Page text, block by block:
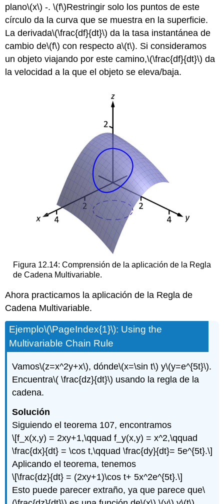
plano\(x\) -.\(f\)Restringir solo los puntos de este
círculo da la curva que se muestra en la superficie.
La derivada\(\frac{df}{dt}\) da la tasa instantánea de
cambio de\(f\) con respecto a\(t\). Si consideramos
un objeto viajando por este camino,\(\frac{df}{dt}\) da
la velocidad a la que el objeto se eleva/baja.
Figura 12.14: Comprensión de la aplicación de la Regla
de Cadena Multivariable.
Ahora practicamos la aplicación de la Regla de
Cadena Multivariable.
Ejemplo\(\PageIndex{1}\): Using the
Multivariable Chain Rule
Vamos\(z=x^2y+x\), dónde\(x=\sin t\) y\(y=e^{5t}\).
Encuentra\( \frac{dz}{dt}\) usando la regla de la
cadena.
Solución
Siguiendo el teorema 107, encontramos
\[f_x(x,y) = 2xy+1,\qquad f_y(x,y) = x^2,\qquad
\frac{dx}{dt} = \cos t,\qquad \frac{dy}{dt}= 5e^{5t}.\]
Aplicando el teorema, tenemos
\[\frac{dz}{dt} = (2xy+1)\cos t+ 5x^2e^{5t}.\]
Esto puede parecer extraño, ya que parece que\